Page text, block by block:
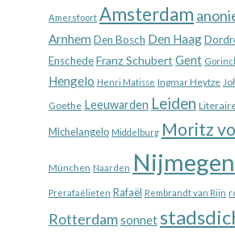
Amersfoort Amsterdam
Arnhem Den Bosch Den Haag
EnschedeFranz Schubert Gent
Hengelo Henri Matisse Ingmar Heytze
Goethe Leeuwarden Leiden
Michelangelo Middelburg Moritz
München Naarden Nijmegen
Prerafaëlieten Rafaël Rembrandt van Rijn
Rotterdamsonnet